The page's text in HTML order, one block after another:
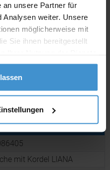
an unsere Partner für
Analysen weiter. Unsere
möglicherweise mit
Sie ihnen bereitgestellt
ca. 10 Werktage
Werbeartikel
mit Kordel LIANA